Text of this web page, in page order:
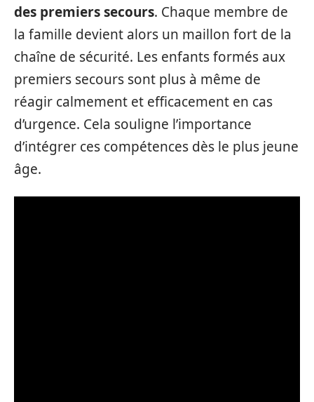
des premiers secours. Chaque membre de
la famille devient alors un maillon fort de la
chaîne de sécurité. Les enfants formés aux
premiers secours sont plus à même de
réagir calmement et efficacement en cas
d’urgence. Cela souligne l’importance
d’intégrer ces compétences dès le plus jeune
âge.